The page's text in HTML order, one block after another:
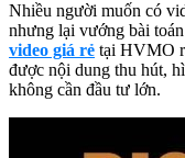
Nhiều người muốn có
nhưng lại vướng bài
video giá rẻ tại HVMO
được nội dung thu hút,
không cần đầu tư lớn.